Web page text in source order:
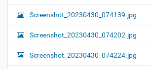
Screenshot_20230430_074139.jpg
Screenshot_20230430_074202.jpg
Screenshot_20230430_074224.jpg